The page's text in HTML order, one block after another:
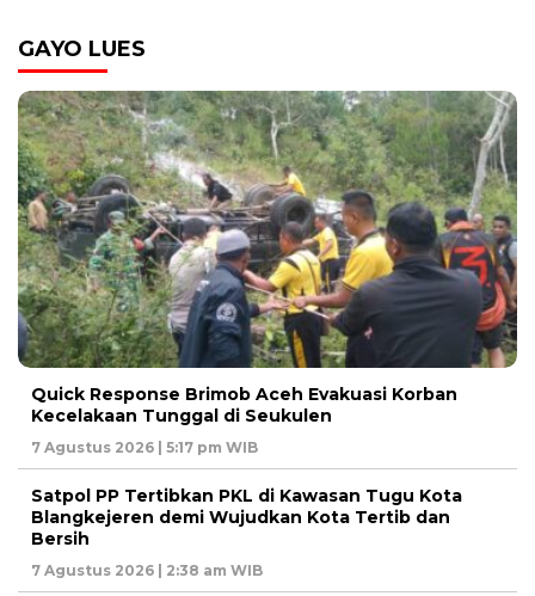
GAYO LUES
Quick Response Brimob Aceh Evakuasi Korban
Kecelakaan Tunggal di Seukulen
7 Agustus 2026 | 5:17 pm WIB
Satpol PP Tertibkan PKL di Kawasan Tugu Kota
Blangkejeren demi Wujudkan Kota Tertib dan
Bersih
7 Agustus 2026 | 2:38 am WIB